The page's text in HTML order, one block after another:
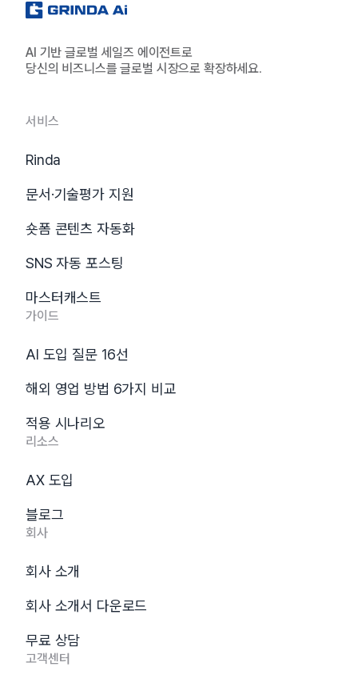
AI 기반 글로벌 세일즈 에이전트로
당신의 비즈니스를 글로벌 시장으로 확장하세요.
서비스
Rinda
문서·기술평가 지원
숏폼 콘텐츠 자동화
SNS 자동 포스팅
마스터캐스트
가이드
AI 도입 질문 16선
해외 영업 방법 6가지 비교
적용 시나리오
리소스
AX 도입
블로그
회사
회사 소개
회사 소개서 다운로드
무료 상담
고객센터